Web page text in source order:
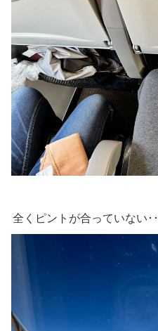
全くピントが合っていない･